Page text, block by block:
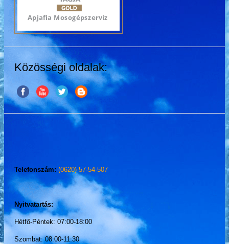
Közösségi oldalak:
Telefonszám: (0620) 57-54-507
Nyitvatartás:
Hétfő-Péntek: 07:00-18:00
Szombat: 08:00-11:30